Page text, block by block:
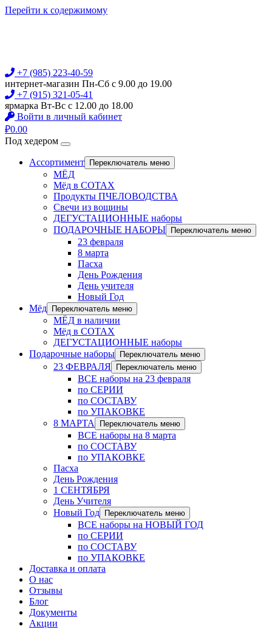
Перейти к содержимому
+7 (985) 223-40-59
интернет-магазин Пн-Сб с 9.00 до 19.00
+7 (915) 321-05-41
ярмарка Вт-Вс с 12.00 до 18.00
Войти в личный кабинет
₽0.00
Под хедером
Ассортимент Переключатель меню
МЁД
Мёд в СОТАХ
Продукты ПЧЕЛОВОДСТВА
Свечи из вощины
ДЕГУСТАЦИОННЫЕ наборы
ПОДАРОЧНЫЕ НАБОРЫ
Переключатель меню
23 февраля
8 марта
Пасха
День Рождения
День учителя
Новый Год
Мёд
Переключатель меню
МЁД в наличии
Мёд в СОТАХ
ДЕГУСТАЦИОННЫЕ наборы
Подарочные наборы
Переключатель меню
23 ФЕВРАЛЯ Переключатель меню
ВСЕ наборы на 23 февраля
по СЕРИИ
по СОСТАВУ
по УПАКОВКЕ
8 МАРТА
Переключатель меню
ВСЕ наборы на 8 марта
по СОСТАВУ
по УПАКОВКЕ
Пасха
День Рождения
1 СЕНТЯБРЯ
День Учителя
Новый Год
Переключатель меню
ВСЕ наборы на НОВЫЙ ГОД
по СЕРИИ
по СОСТАВУ
по УПАКОВКЕ
Доставка и оплата
О нас
Отзывы
Блог
Документы
Акции